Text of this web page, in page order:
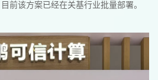
前该方案已经在关基行业批量部署。